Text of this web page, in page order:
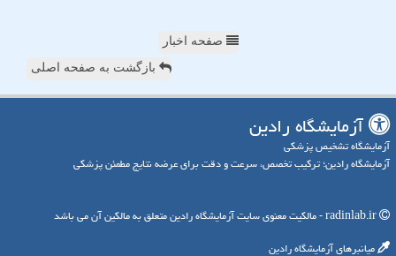
صفحه اخبار
بازگشت به صفحه اصلی
آزمایشگاه رادین
آزمایشگاه تشخیص پزشکی
آزمایشگاه رادین؛ ترکیب تخصص، سرعت و دقت برای عرضه نتایج مطمئن پزشکی
میانبرهای آزمایشگاه رادین